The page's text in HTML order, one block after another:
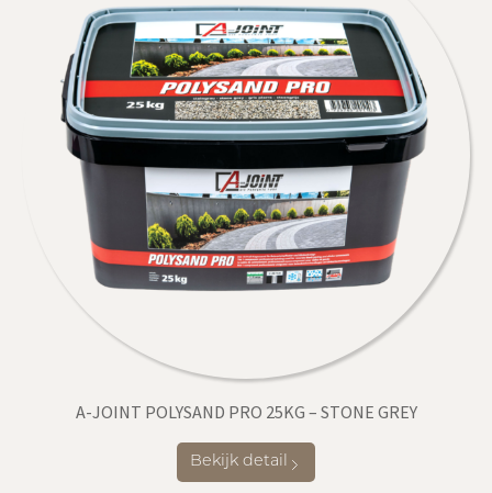
A-JOINT POLYSAND PRO 25KG – STONE GREY
Bekijk detail